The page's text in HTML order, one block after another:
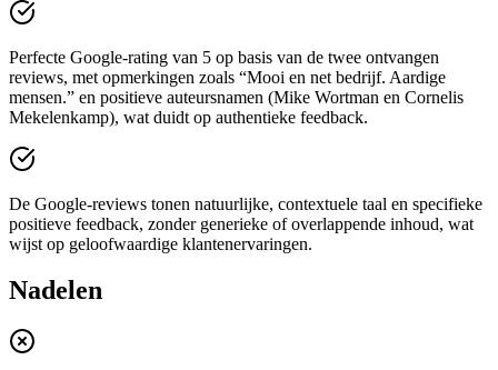
Perfecte Google-rating van 5 op basis van de twee ontvangen
reviews, met opmerkingen zoals “Mooi en net bedrijf. Aardige
mensen.” en positieve auteursnamen (Mike Wortman en Cornelis
Mekelenkamp), wat duidt op authentieke feedback.
De Google-reviews tonen natuurlijke, contextuele taal en specifieke
positieve feedback, zonder generieke of overlappende inhoud, wat
wijst op geloofwaardige klantenervaringen.
Nadelen